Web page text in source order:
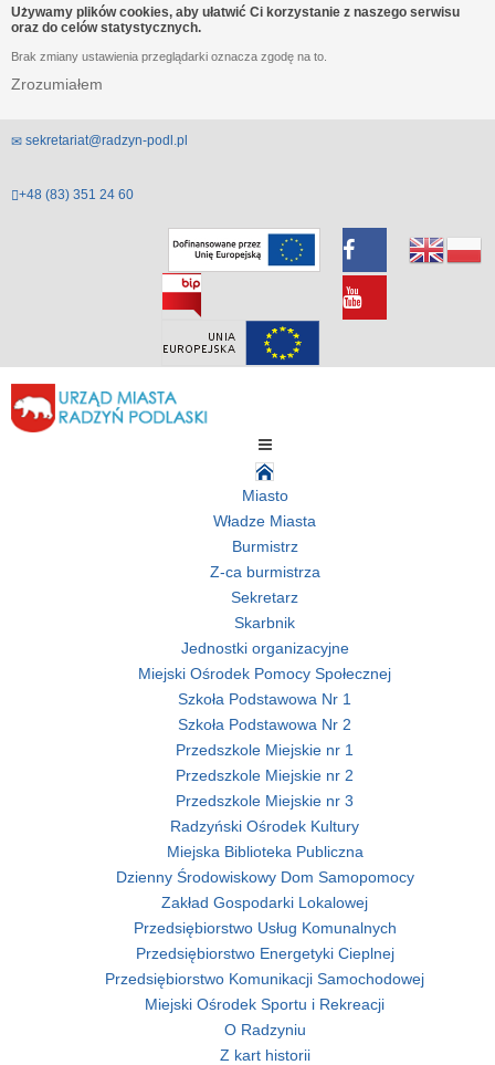
Używamy plików cookies, aby ułatwić Ci korzystanie z naszego serwisu
oraz do celów statystycznych.
Brak zmiany ustawienia przeglądarki oznacza zgodę na to.
Zrozumiałem
sekretariat@radzyn-podl.pl
+48 (83) 351 24 60
Miasto
Władze Miasta
Burmistrz
Z-ca burmistrza
Sekretarz
Skarbnik
Jednostki organizacyjne
Miejski Ośrodek Pomocy Społecznej
Szkoła Podstawowa Nr 1
Szkoła Podstawowa Nr 2
Przedszkole Miejskie nr 1
Przedszkole Miejskie nr 2
Przedszkole Miejskie nr 3
Radzyński Ośrodek Kultury
Miejska Biblioteka Publiczna
Dzienny Środowiskowy Dom Samopomocy
Zakład Gospodarki Lokalowej
Przedsiębiorstwo Usług Komunalnych
Przedsiębiorstwo Energetyki Cieplnej
Przedsiębiorstwo Komunikacji Samochodowej
Miejski Ośrodek Sportu i Rekreacji
O Radzyniu
Z kart historii